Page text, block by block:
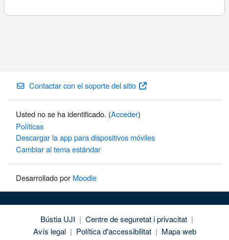
Contactar con el soporte del sitio
Usted no se ha identificado. (Acceder)
Políticas
Descargar la app para dispositivos móviles
Cambiar al tema estándar
Desarrollado por Moodle
Bústia UJI | Centre de seguretat i privacitat |
Avís legal | Política d'accessibilitat | Mapa web